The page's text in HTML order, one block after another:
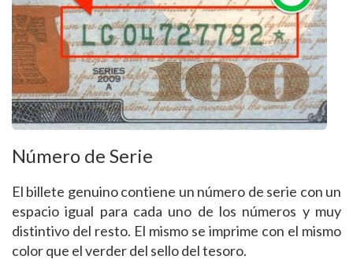
Número de Serie
El billete genuino contiene un número de serie con un
espacio igual para cada uno de los números y muy
distintivo del resto. El mismo se imprime con el mismo
color que el verder del sello del tesoro.